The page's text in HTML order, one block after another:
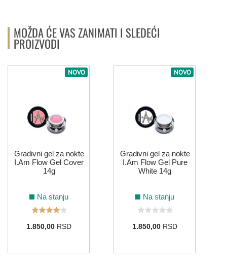
114
ŽUTA
MOŽDA ĆE VAS ZANIMATI I SLEDEĆI
PROIZVODI
NOVO
Gradivni gel za nokte
I.Am Flow Gel Cover
14g
Na stanju
1.850,00RSD
NOVO
Gradivni gel za nokte
I.Am Flow Gel Pure
White 14g
Na stanju
1.850,00RSD